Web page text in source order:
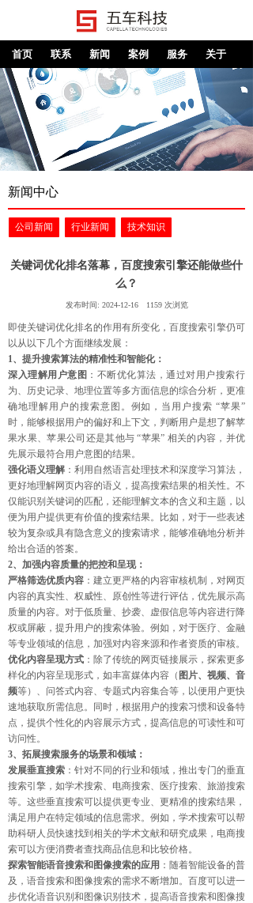
首页 联系 新闻 案例 服务 关于
新闻中心
公司新闻 行业新闻 技术知识
关键词优化排名落幕，百度搜索引擎还能做些什
么？
发布时间: 2024-12-16 1159 次浏览
即使关键词优化排名的作用有所变化，百度搜索引擎仍可
以从以下几个方面继续发展：
1、提升搜索算法的精准性和智能化：
深入理解用户意图 ：不断优化算法，通过对用户搜索行
为、历史记录、地理位置等多方面信息的综合分析，更准
确地理解用户的搜索意图。例如，当用户搜索 “苹果”
时，能够根据用户的偏好和上下文，判断用户是想了解苹
果水果、苹果公司还是其他与 “苹果” 相关的内容，并优
先展示最符合用户意图的结果。
强化语义理解 ：利用自然语言处理技术和深度学习算法，
更好地理解网页内容的语义，提高搜索结果的相关性。不
仅能识别关键词的匹配，还能理解文本的含义和主题，以
便为用户提供更有价值的搜索结果。比如，对于一些表述
较为复杂或具有隐含意义的搜索请求，能够准确地分析并
给出合适的答案。
2、加强内容质量的把控和呈现：
严格筛选优质内容 ：建立更严格的内容审核机制，对网页
内容的真实性、权威性、原创性等进行评估，优先展示高
质量的内容。对于低质量、抄袭、虚假信息等内容进行降
权或屏蔽，提升用户的搜索体验。例如，对于医疗、金融
等专业领域的信息，加强对内容来源和作者资质的审核。
优化内容呈现方式 ：除了传统的网页链接展示，探索更多
样化的内容呈现形式，如丰富媒体内容（ 图片、视频、音
频等）、问答式内容、专题式内容集合等，以便用户更快
速地获取所需信息。同时，根据用户的搜索习惯和设备特
点，提供个性化的内容展示方式，提高信息的可读性和可
访问性。
3、拓展搜索服务的场景和领域：
发展垂直搜索 ：针对不同的行业和领域，推出专门的垂直
搜索引擎，如学术搜索、电商搜索、医疗搜索、旅游搜索
等。这些垂直搜索可以提供更专业、更精准的搜索结果，
满足用户在特定领域的信息需求。例如，学术搜索可以帮
助科研人员快速找到相关的学术文献和研究成果，电商搜
索可以方便消费者查找商品信息和比较价格。
探索智能语音搜索和图像搜索的应用 ：随着智能设备的普
及，语音搜索和图像搜索的需求不断增加。百度可以进一
步优化语音识别和图像识别技术，提高语音搜索和图像搜